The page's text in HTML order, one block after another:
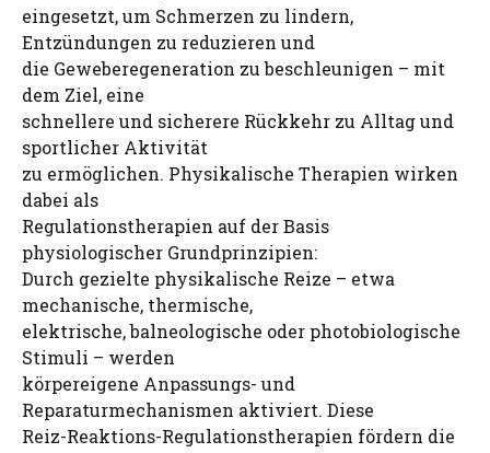
eingesetzt, um Schmerzen zu lindern,
Entzündungen zu reduzieren und
die Geweberegeneration zu beschleunigen – mit
dem Ziel, eine
schnellere und sicherere Rückkehr zu Alltag und
sportlicher Aktivität
zu ermöglichen. Physikalische Therapien wirken
dabei als
Regulationstherapien auf der Basis
physiologischer Grundprinzipien:
Durch gezielte physikalische Reize – etwa
mechanische, thermische,
elektrische, balneologische oder photobiologische
Stimuli – werden
körpereigene Anpassungs- und
Reparaturmechanismen aktiviert. Diese
Reiz-Reaktions-Regulationstherapien fördern die